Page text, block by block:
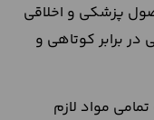
پزشکی و اخلاقی
در برابر کوتاهی و
مواد لازم